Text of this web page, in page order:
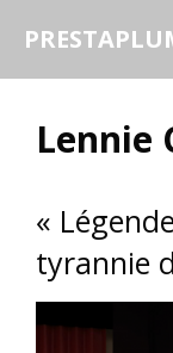
Lennie
«
tyrannie